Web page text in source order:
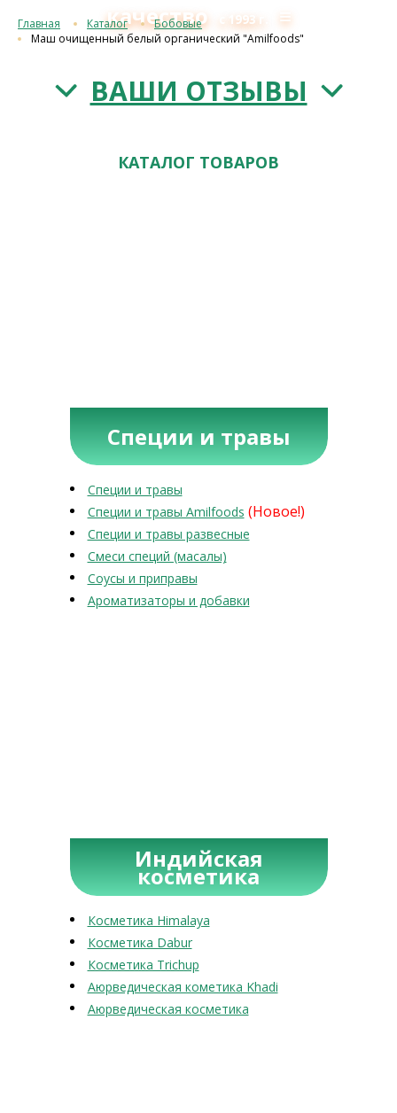
качество
с 1993 г. ≡
Главная Каталог
Бобовые
Маш очищенный белый органический "Amilfoods"
ВАШИ ОТЗЫВЫ
КАТАЛОГ ТОВАРОВ
Специи и травы
Специи и травы
Специи и травы Amilfoods (Новое!)
Специи и травы развесные
Смеси специй (масалы)
Соусы и приправы
Ароматизаторы и добавки
Индийская
косметика
Косметика Himalaya
Косметика Dabur
Косметика Trichup
Аюрведическая кометика Khadi
Аюрведическая косметика